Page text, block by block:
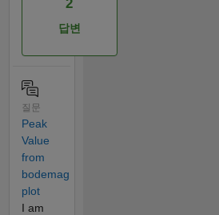
2
답변
질문
Peak
Value
from
bodemag
plot
I am